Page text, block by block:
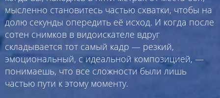
мысленно становитесь частью схватки, чтобы на
долю секунды опередить её исход. И когда после
сотен снимков в видоискателе вдруг
складывается тот самый кадр — резкий,
эмоциональный, с идеальной композицией, —
понимаешь, что все сложности были лишь
частью пути к этому моменту.